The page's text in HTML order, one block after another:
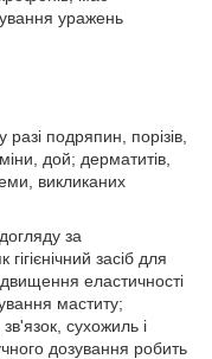
уражень
у разі подряпин, порізів,
дой; дерматитів,
викликаних
за
засіб для
еластичності
маститу;
сухожиль і
дозування робить